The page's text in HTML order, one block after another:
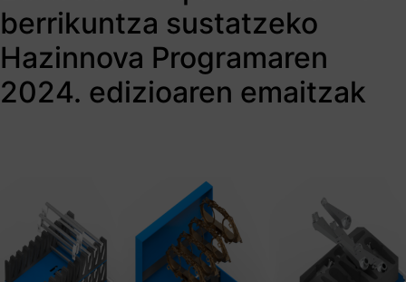
berrikuntza sustatzeko
Hazinnova Programaren
2024. edizioaren emaitzak